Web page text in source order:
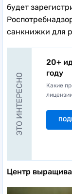
будет
санкнижки для
ЭТО ИНТЕРЕСНО
20+
году
Какие
Центр